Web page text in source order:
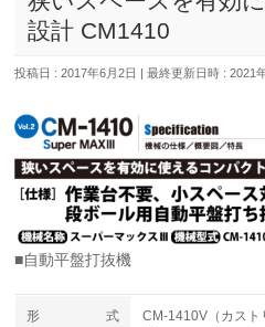
設計 CM1410
投稿日 : 2017年6月2日 最終更新日時 : 2021
■自動平盤打抜機
形 式
CM-1410V（カスト